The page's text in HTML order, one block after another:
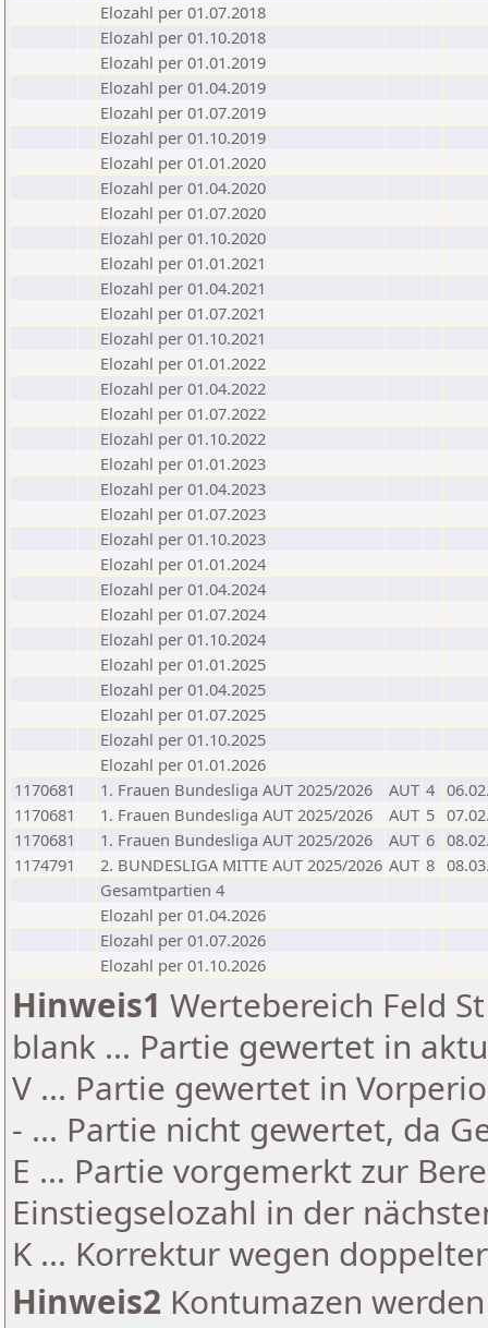
Elozahl per 01.07.2018
Elozahl per 01.10.2018
Elozahl per 01.01.2019
Elozahl per 01.04.2019
Elozahl per 01.07.2019
Elozahl per 01.10.2019
Elozahl per 01.01.2020
Elozahl per 01.04.2020
Elozahl per 01.07.2020
Elozahl per 01.10.2020
Elozahl per 01.01.2021
Elozahl per 01.04.2021
Elozahl per 01.07.2021
Elozahl per 01.10.2021
Elozahl per 01.01.2022
Elozahl per 01.04.2022
Elozahl per 01.07.2022
Elozahl per 01.10.2022
Elozahl per 01.01.2023
Elozahl per 01.04.2023
Elozahl per 01.07.2023
Elozahl per 01.10.2023
Elozahl per 01.01.2024
Elozahl per 01.04.2024
Elozahl per 01.07.2024
Elozahl per 01.10.2024
Elozahl per 01.01.2025
Elozahl per 01.04.2025
Elozahl per 01.07.2025
Elozahl per 01.10.2025
Elozahl per 01.01.2026
1170681
1. Frauen Bundesliga AUT 2025/2026 AUT 4
1170681
1. Frauen Bundesliga AUT 2025/2026 AUT 5
1170681
1. Frauen Bundesliga AUT 2025/2026 AUT 6
1174791
2. BUNDESLIGA MITTE AUT 2025/2026 AUT 8
Gesamtpartien 4
Elozahl per 01.04.2026
Elozahl per 01.07.2026
Elozahl per 01.10.2026
Hinweis1 Wertebereich Feld
blank ... Partie gewertet in
V ... Partie gewertet in
- ... Partie nicht gewertet, da
E ... Partie vorgemerkt zur
Einstiegselozahl in der
K ... Korrektur wegen
Hinweis2 Kontumazen